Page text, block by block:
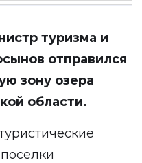
туризма и
отправился
зону озера
области.